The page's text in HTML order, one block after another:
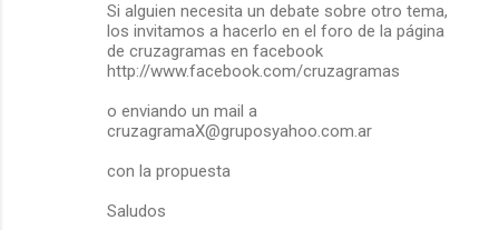
Si alguien necesita un debate sobre otro tema,
los invitamos a hacerlo en el foro de la página
de cruzagramas en facebook
http://www.facebook.com/cruzagramas
o enviando un mail a
cruzagramaX@gruposyahoo.com.ar
con la propuesta
Saludos